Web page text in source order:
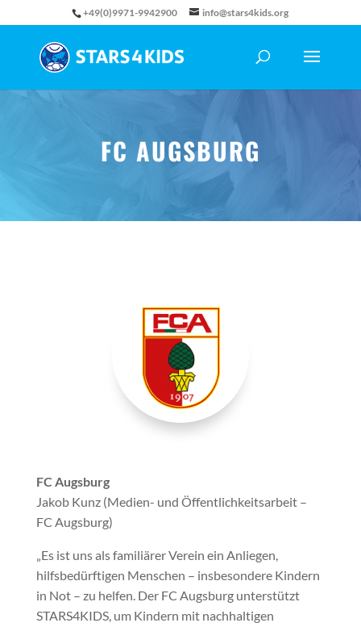
+49(0)9971-9942900 info@stars4kids.org
FC AUGSBURG
FC Augsburg
Jakob Kunz (Medien- und Öffentlichkeitsarbeit –
FC Augsburg)
„Es ist uns als familiärer Verein ein Anliegen,
hilfsbedürftigen Menschen – insbesondere Kindern
in Not – zu helfen. Der FC Augsburg unterstützt
STARS4KIDS, um Kindern mit nachhaltigen